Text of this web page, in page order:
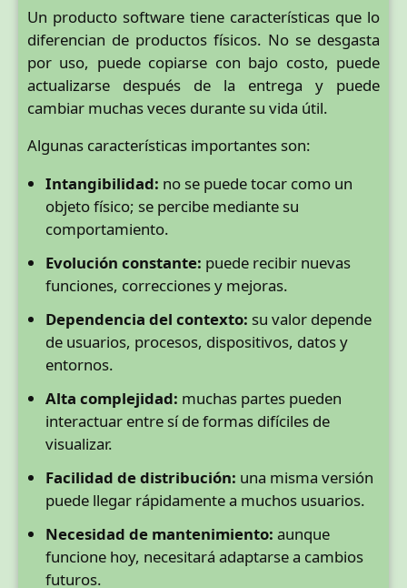
Un producto software tiene características que lo
diferencian de productos físicos. No se desgasta
por uso, puede copiarse con bajo costo, puede
actualizarse después de la entrega y puede
cambiar muchas veces durante su vida útil.
Algunas características importantes son:
Intangibilidad: no se puede tocar como un
objeto físico; se percibe mediante su
comportamiento.
Evolución constante: puede recibir nuevas
funciones, correcciones y mejoras.
Dependencia del contexto: su valor depende
de usuarios, procesos, dispositivos, datos y
entornos.
Alta complejidad: muchas partes pueden
interactuar entre sí de formas difíciles de
visualizar.
Facilidad de distribución: una misma versión
puede llegar rápidamente a muchos usuarios.
Necesidad de mantenimiento: aunque
funcione hoy, necesitará adaptarse a cambios
futuros.